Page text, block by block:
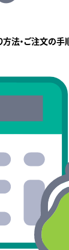
法・ご注文の手